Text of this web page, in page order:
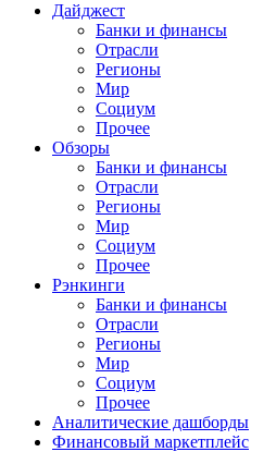
Дайджест
Банки и финансы
Отрасли
Регионы
Мир
Социум
Прочее
Обзоры
Банки и финансы
Отрасли
Регионы
Мир
Социум
Прочее
Рэнкинги
Банки и финансы
Отрасли
Регионы
Мир
Социум
Прочее
Аналитические дашборды
Финансовый маркетплейс